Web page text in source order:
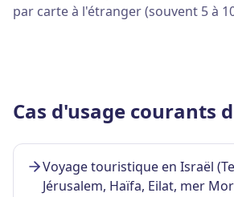
par carte à l'étranger (souvent 5 à
Cas d'usage courants
Voyage touristique en Israël
Jérusalem, Haïfa, Eilat, mer